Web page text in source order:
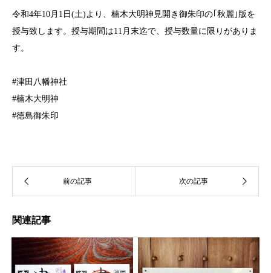
令和4年10月1日(土)より、楠木大明神見開き御朱印の｢秋麗｣版を
授与致します。授与期間は11月末迄で、授与数量に限りがありま
す。
#津田八幡神社
#楠木大明神
#徳島御朱印
関連記事